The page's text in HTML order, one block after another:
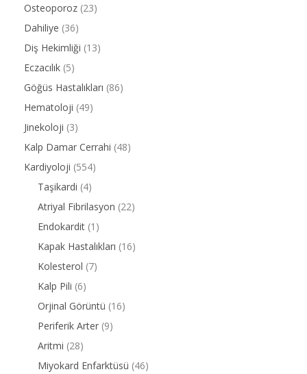
Osteoporoz (23)
Dahiliye (36)
Diş Hekimliği (13)
Eczacılık (5)
Göğüs Hastalıkları (86)
Hematoloji (49)
Jinekoloji (3)
Kalp Damar Cerrahi (48)
Kardiyoloji (554)
Taşikardi (4)
Atriyal Fibrilasyon (22)
Endokardit (1)
Kapak Hastalıkları (16)
Kolesterol (7)
Kalp Pili (6)
Orjinal Görüntü (16)
Periferik Arter (9)
Aritmi (28)
Miyokard Enfarktüsü (46)